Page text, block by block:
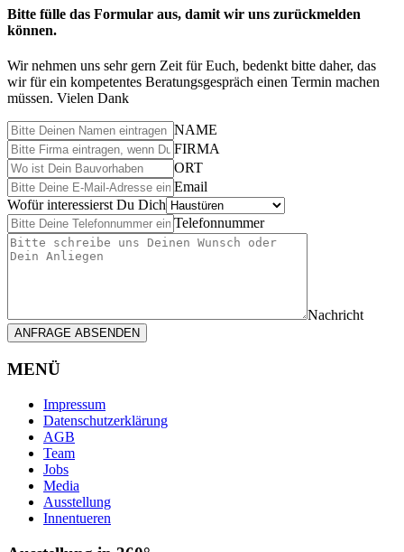
Bitte fülle das Formular aus, damit wir uns zurückmelden
können.
Wir nehmen uns sehr gern Zeit für Euch, bedenkt bitte daher, das
wir für ein kompetentes Beratungsgespräch einen Termin machen
müssen. Vielen Dank
NAME
FIRMA
ORT
Email
Wofür interessierst Du Dich
Telefonnummer
Nachricht
ANFRAGE ABSENDEN
MENÜ
Impressum
Datenschutzerklärung
AGB
Team
Jobs
Media
Ausstellung
Innentueren